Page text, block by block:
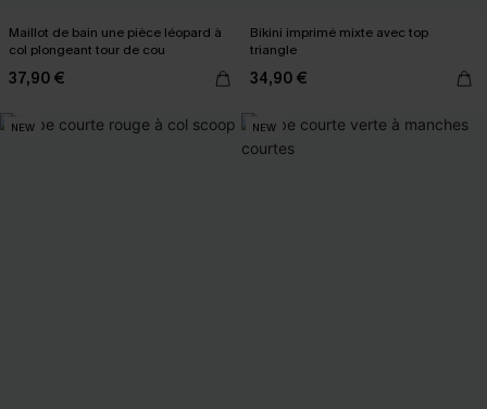
Maillot de bain une pièce léopard à
col plongeant tour de cou
37,90 €
Bikini imprimé mixte avec top
triangle
34,90 €
NEW NEW